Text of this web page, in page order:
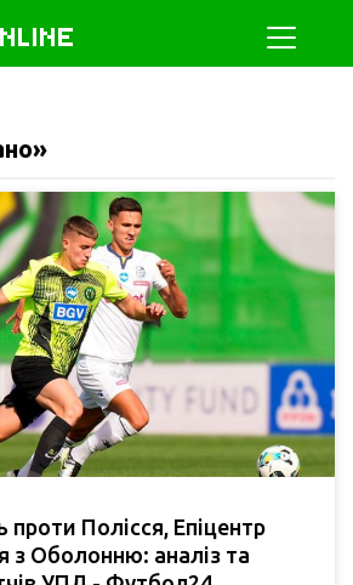
Полісся, Епіцентр
з Оболонню: аналіз та